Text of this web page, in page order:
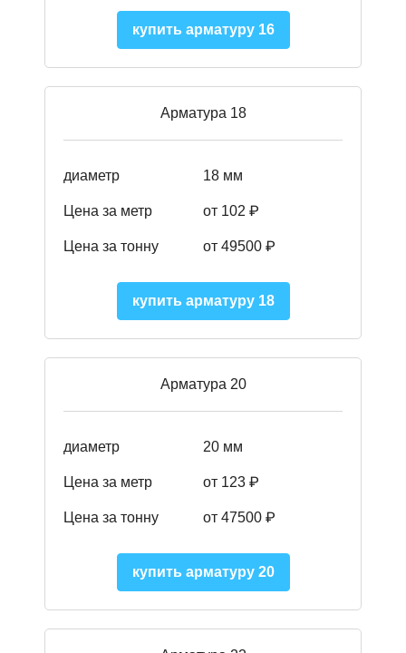
купить арматуру 16
Арматура 18
диаметр 18 мм
Цена за метр от 102 ₽
Цена за тонну от 49500 ₽
купить арматуру 18
Арматура 20
диаметр 20 мм
Цена за метр от 123 ₽
Цена за тонну от 47500 ₽
купить арматуру 20